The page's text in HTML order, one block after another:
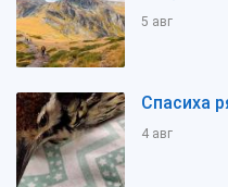
5 авг
Спасиха
4 авг